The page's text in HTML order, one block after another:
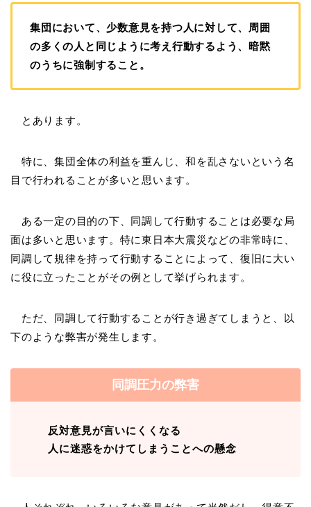
集団において、少数意見を持つ人に対して、周囲
の多くの人と同じように考え行動するよう、暗黙
のうちに強制すること。
とあります。
特に、集団全体の利益を重んじ、和を乱さないという名
目で行われることが多いと思います。
ある一定の目的の下、同調して行動することは必要な局
面は多いと思います。特に東日本大震災などの非常時に、
同調して規律を持って行動することによって、復旧に大い
に役に立ったことがその例として挙げられます。
ただ、同調して行動することが行き過ぎてしまうと、以
下のような弊害が発生します。
同調圧力の弊害
反対意見が言いにくくなる
人に迷惑をかけてしまうことへの懸念